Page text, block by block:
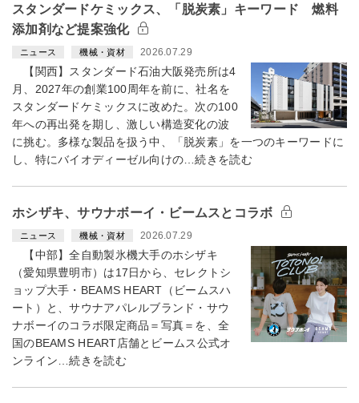
スタンダードケミックス、「脱炭素」キーワード 燃料
添加剤など提案強化
ニュース 機械・資材 2026.07.29
【関西】スタンダード石油大阪発売所は4
月、2027年の創業100周年を前に、社名を
スタンダードケミックスに改めた。次の100
年への再出発を期し、激しい構造変化の波
に挑む。多様な製品を扱う中、「脱炭素」を一つのキーワードに
し、特にバイオディーゼル向けの…続きを読む
ホシザキ、サウナボーイ・ビームスとコラボ
ニュース 機械・資材 2026.07.29
【中部】全自動製氷機大手のホシザキ
（愛知県豊明市）は17日から、セレクトシ
ョップ大手・BEAMS HEART（ビームスハ
ート）と、サウナアパレルブランド・サウ
ナボーイのコラボ限定商品＝写真＝を、全
国のBEAMS HEART店舗とビームス公式オ
ンライン…続きを読む